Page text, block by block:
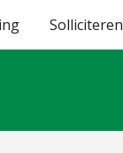
Solliciteren